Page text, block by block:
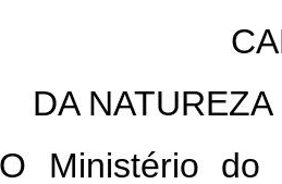
DA
Ministério do